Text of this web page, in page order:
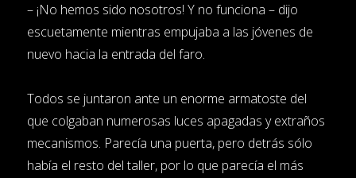
– ¡No hemos sido nosotros! Y no funciona – dijo
escuetamente mientras empujaba a las jóvenes de
nuevo hacia la entrada del faro.
Todos se juntaron ante un enorme armatoste del
que colgaban numerosas luces apagadas y extraños
mecanismos. Parecía una puerta, pero detrás sólo
había el resto del taller, por lo que parecía el más